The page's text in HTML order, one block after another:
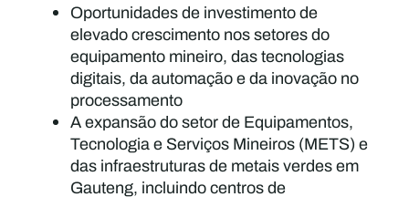
Oportunidades de investimento de
elevado crescimento nos setores do
equipamento mineiro, das tecnologias
digitais, da automação e da inovação no
processamento
A expansão do setor de Equipamentos,
Tecnologia e Serviços Mineiros (METS) e
das infraestruturas de metais verdes em
Gauteng, incluindo centros de